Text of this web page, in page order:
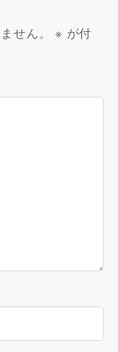
せん。 ※ が付